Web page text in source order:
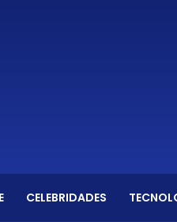
CELEBRIDADES